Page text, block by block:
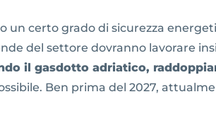
certo grado di sicurezza
del settore dovranno lavorare
il gasdotto adriatico,
Ben prima del 2027,